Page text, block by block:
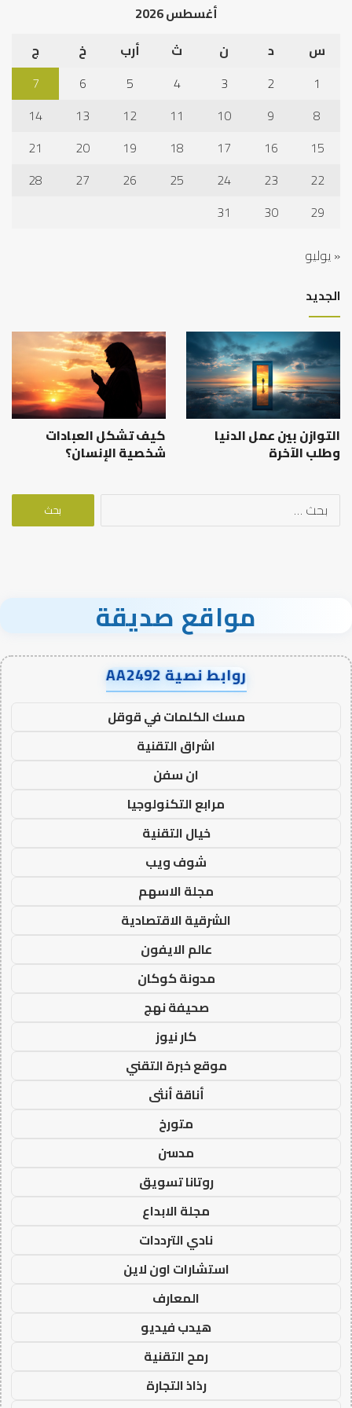
أغسطس 2026
س
د ن ث أرب خ
ج
1
2
3
4
5
6
7
8
9
10
11
12
13
14
15
16
17
18
19
20
21
22
23
24
25
26
27
28
29
30
31
« يوليو
الجديد
التوازن بين عمل الدنيا
وطلب الآخرة
كيف تشكل العبادات
شخصية الإنسان؟
البحث
مواقع صديقة
روابط نصية AA2492
مسك الكلمات في قوقل
اشراق التقنية
ان سفن
مرابع التكنولوجيا
خيال التقنية
شوف ويب
مجلة الاسهم
الشرقية الاقتصادية
عالم الايفون
مدونة كوكان
صحيفة نهج
كار نيوز
موقع خبرة التقني
أناقة أنثى
متورخ
مدسن
روتانا تسويق
مجلة الابداع
نادي الترددات
استشارات اون لاين
المعارف
هيدب فيديو
رمح التقنية
رذاذ التجارة